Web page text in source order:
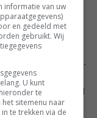
de L42MS
aansluiting van
stage voor vereist.
die je ook
dankzij de HDMI
informatie van uw
en gedeeld met
gebruikt. Wij
U kunt
te
sitemenu naar
te trekken via de